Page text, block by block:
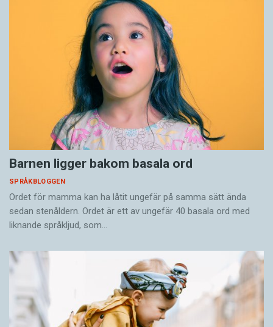
Barnen ligger bakom basala ord
SPRÅKBLOGGEN
Ordet för mamma kan ha låtit ungefär på samma sätt ända
sedan stenåldern. Ordet är ett av ungefär 40 basala ord med
liknande språkljud, som…